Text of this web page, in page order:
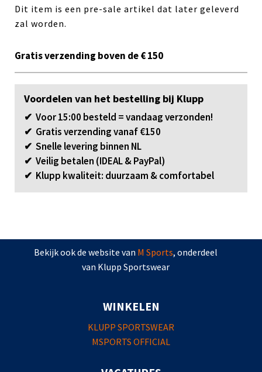
Dit item is een pre-sale artikel dat later geleverd
zal worden.
Gratis verzending boven de € 150
Voordelen van het bestelling bij Klupp
✔ Voor 15:00 besteld = vandaag verzonden!
✔ Gratis verzending vanaf €150
✔ Snelle levering binnen NL
✔ Veilig betalen (IDEAL & PayPal)
✔ Klupp kwaliteit: duurzaam & comfortabel
Bekijk ook de website van M Sports, onderdeel
van Klupp Sportswear
WINKELEN
KLUPP SPORTSWEAR
MSPORTS OFFICIAL